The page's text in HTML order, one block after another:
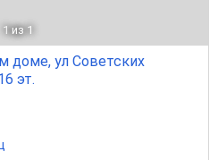
1 из 1
доме, ул Советских
эт.